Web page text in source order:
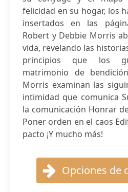
felicidad en su hogar, los
insertados en las
Robert y Debbie Morris
vida, revelando las
principios que los
matrimonio de
Morris examinan las
intimidad que comunica
la comunicación Honrar
Poner orden en el caos
pacto ¡Y mucho más!
Opciones de